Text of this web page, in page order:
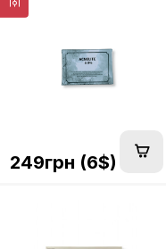
249грн (6$)